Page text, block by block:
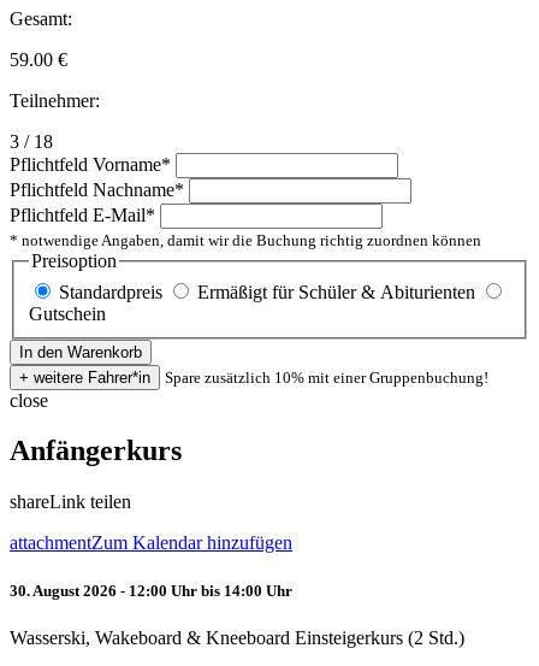
Gesamt:
59.00 €
Teilnehmer:
3 / 18
Pflichtfeld Vorname*
Pflichtfeld Nachname*
Pflichtfeld E-Mail*
* notwendige Angaben, damit wir die Buchung richtig zuordnen können
Preisoption
Standardpreis
Ermäßigt für Schüler & Abiturienten
Gutschein
Spare zusätzlich 10% mit einer Gruppenbuchung!
close
Anfängerkurs
shareLink teilen
attachmentZum Kalendar hinzufügen
30. August 2026 - 12:00 Uhr bis 14:00 Uhr
Wasserski, Wakeboard & Kneeboard Einsteigerkurs (2 Std.)